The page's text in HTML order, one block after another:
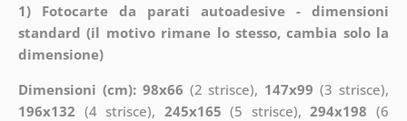
1) Fotocarte da parati autoadesive - dimensioni
standard (il motivo rimane lo stesso, cambia solo la
dimensione)
Dimensioni (cm): 98x66 (2 strisce), 147x99 (3 strisce),
196x132 (4 strisce), 245x165 (5 strisce),294x198 (6